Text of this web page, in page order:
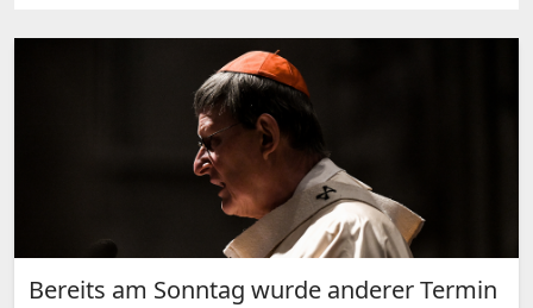
Bereits am Sonntag wurde anderer Termin